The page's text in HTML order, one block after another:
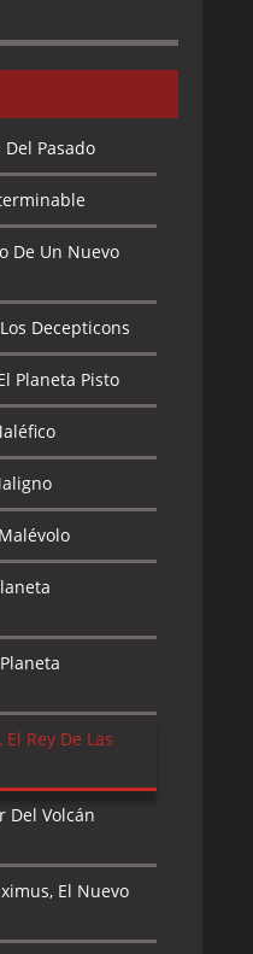
Del Pasado
De Un Nuevo
Decepticons
Planeta Pisto
Rey De Las
Del Volcán
El Nuevo